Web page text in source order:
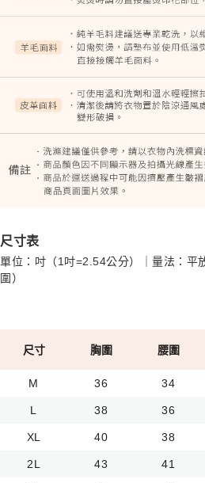
尺寸表
單位：吋（1吋=2.54公分）｜量法：平
圍）
尺寸 胸圍 腰圍
M 36 34
L 38 36
XL 40 38
2L 43 41